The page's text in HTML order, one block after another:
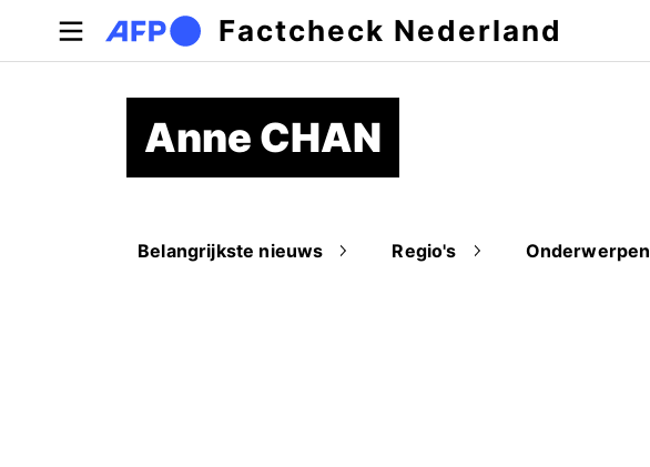
Overslaan en naar de inhoud gaan
Factcheck Nederland
Anne CHAN
Belangrijkste nieuws Regio's Onderwerpen